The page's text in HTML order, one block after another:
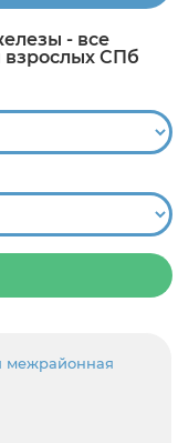
- все
взрослых СПб
межрайонная